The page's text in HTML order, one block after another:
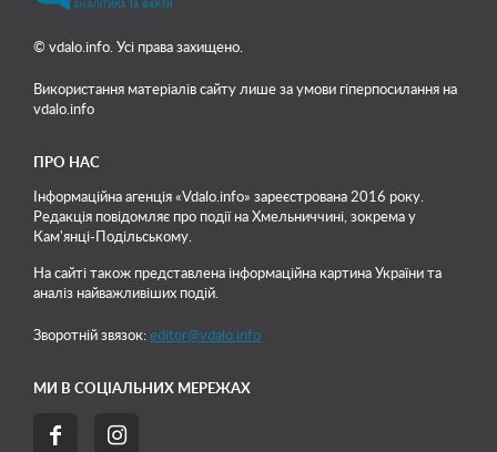
© vdalo.info. Усі права захищено.
Використання матеріалів сайту лише за умови гіперпосилання на
vdalo.info
ПРО НАС
Інформаційна агенція «Vdalo.info» зареєстрована 2016 року.
Редакція повідомляє про події на Хмельниччині, зокрема у
Кам'янці-Подільському.
На сайті також представлена інформаційна картина України та
аналіз найважливіших подій.
Зворотній звязок: editor@vdalo.info
МИ В СОЦІАЛЬНИХ МЕРЕЖАХ
 